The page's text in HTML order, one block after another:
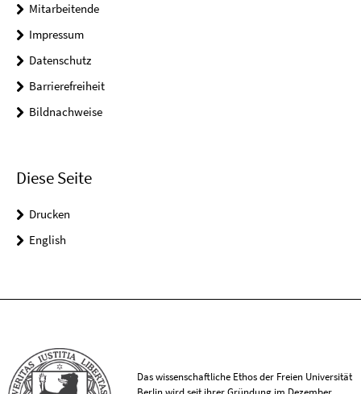
Mitarbeitende
Impressum
Datenschutz
Barrierefreiheit
Bildnachweise
Diese Seite
Drucken
English
Das wissenschaftliche Ethos der Freien Universität